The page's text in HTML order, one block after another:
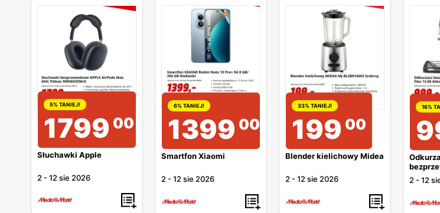
5% TANIEJ!
1799 00
Słuchawki Apple
2 -12 sie 2026
6% TANIEJ!
1399 00
Smartfon Xiaomi
2 -12 sie 2026
33% TANIEJ!
199 00
Blender kielichowy Midea
2 -12 sie 2026
16%
2 -12